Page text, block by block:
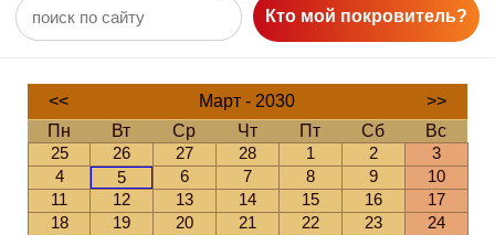
Кто мой покровитель?
<< Март - 2030
>>
Пн
Вт Ср Чт Пт Сб
Вс
25
26 27 28 1 2
3
4
5 6 7 8 9
10
11
12 13 14 15 16
17
18
19 20 21 22 23
24